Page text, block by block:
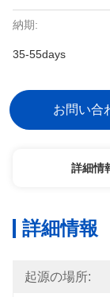
納期:
35-55days
お問い合
詳細情
詳細情報
起源の場所: